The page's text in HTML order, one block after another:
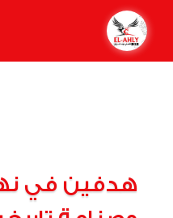
هدفين في